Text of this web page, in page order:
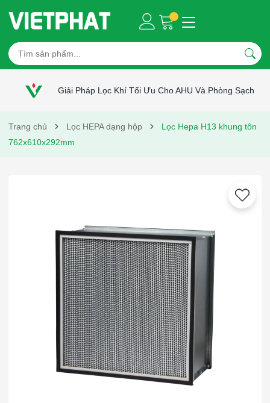
Giải Pháp Lọc Khí Tối Ưu Cho AHU Và Phòng Sạch
Trang chủ Lọc HEPA dạng hộp
Lọc Hepa H13 khung tôn
762x610x292mm